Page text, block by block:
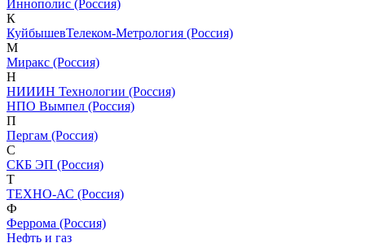
Иннополис (Россия)
К
КуйбышевТелеком-Метрология (Россия)
М
Миракс (Россия)
Н
НИИИН Технологии (Россия)
НПО Вымпел (Россия)
П
Пергам (Россия)
С
СКБ ЭП (Россия)
Т
ТЕХНО-АС (Россия)
Ф
Феррома (Россия)
Нефть и газ